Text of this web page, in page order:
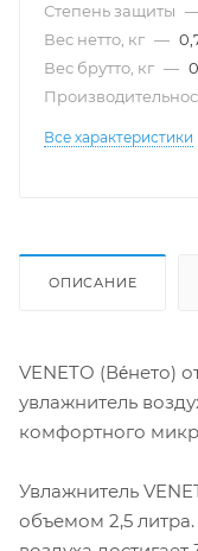
Степень защиты
Вес нетто, кг —
Вес брутто, кг —
Все характеристики
ОПИСАНИЕ
VENETO (Ве́нето)
увлажнитель
комфортного
Увлажнитель
объемом 2,5